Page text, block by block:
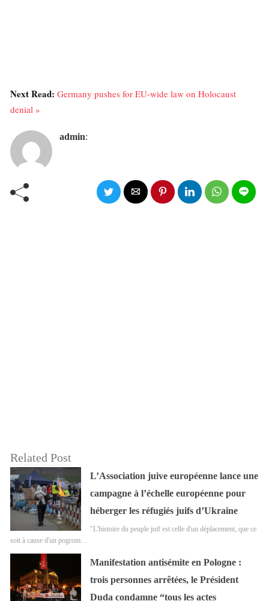
Next Read: Germany pushes for EU-wide law on Holocaust
denial »
admin:
Related Post
L’Association juive européenne lance une
campagne à l’échelle européenne pour
héberger les réfugiés juifs d’Ukraine
"L'histoire du peuple juif est celle d'un déplacement, que ce
soit à cause d'un pogrom…
Manifestation antisémite en Pologne :
trois personnes arrêtées, le Président
Duda condamne “tous les actes